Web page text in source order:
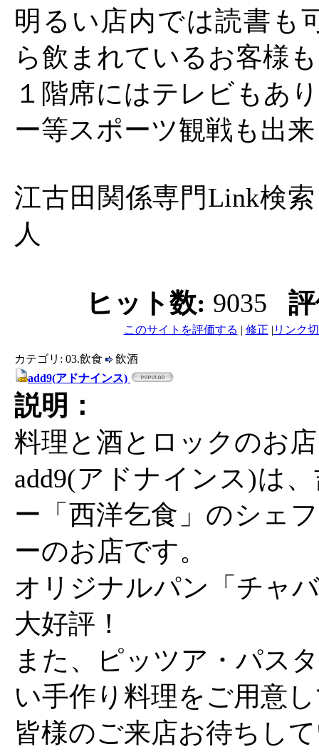
明るい店内では読書も
ら飲まれているお客様
１階席にはテレビもあ
ー等スポーツ観戦も出
江古田関係専門Link検
人
ヒット数: 9035
このサイトを評価する | 修正 | リンク
カテゴリ: 03.飲食
飲酒
add9(アドナインス)
説明：
料理と酒とロックのお店
add9(アドナインス)は
ー「西洋乞食」のシェ
ーのお店です。
オリジナルパン「チャ
大好評！
また、ピッツア・パス
い手作り料理をご用意
皆様のご来店お待ちし